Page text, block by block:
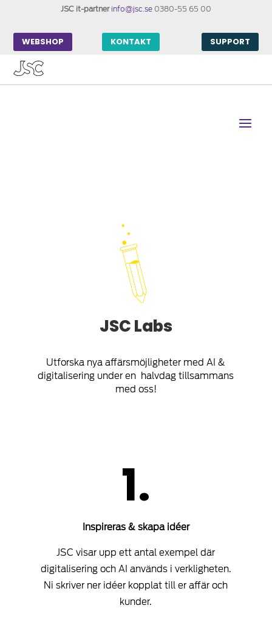
JSC it-partner info@jsc.se 0380-55 65 00
WEBSHOP KONTAKT SUPPORT
JSC Labs
Utforska nya affärsmöjligheter med AI &
digitalisering under en halvdag tillsammans
med oss!
1.
Inspireras & skapa idéer
JSC visar upp ett antal exempel där
digitalisering och AI används i verkligheten.
Ni skriver ner idéer kopplat till er affär och
kunder.